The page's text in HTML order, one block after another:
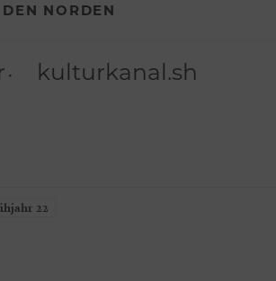
NORDEN
kulturkanal.sh
22